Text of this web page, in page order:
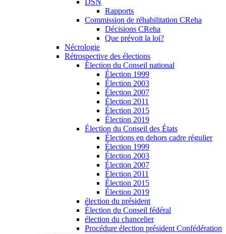
DSN
Rapports
Commission de réhabilitation CReha
Décisions CReha
Que prévoit la loi?
Nécrologie
Rétrospective des élections
Élection du Conseil national
Élection 1999
Élection 2003
Élection 2007
Élection 2011
Élection 2015
Élection 2019
Élection du Conseil des États
Élections en dehors cadre régulier
Élection 1999
Élection 2003
Élection 2007
Élection 2011
Élection 2015
Élection 2019
élection du président
Élection du Conseil fédéral
élection du chancelier
Procédure élection président Confédération